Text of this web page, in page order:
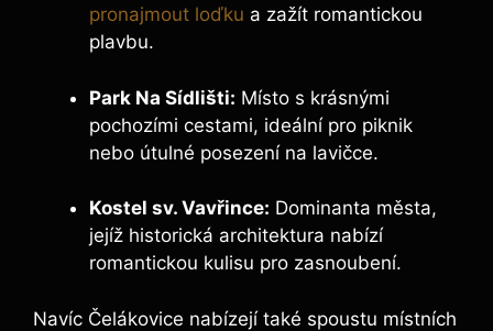
pronajmout loďku a zažít romantickou
plavbu.
Park Na Sídlišti: Místo s krásnými
pochozími cestami, ideální pro piknik
nebo útulné posezení na lavičce.
Kostel sv. Vavřince: Dominanta města,
jejíž historická architektura nabízí
romantickou kulisu pro zasnoubení.
Navíc Čelákovice nabízejí také spoustu místních